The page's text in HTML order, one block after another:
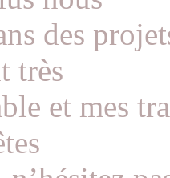
des
très
et mes